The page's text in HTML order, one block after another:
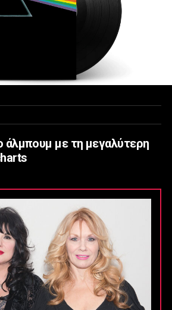
άλμπουμ με τη μεγαλύτερη